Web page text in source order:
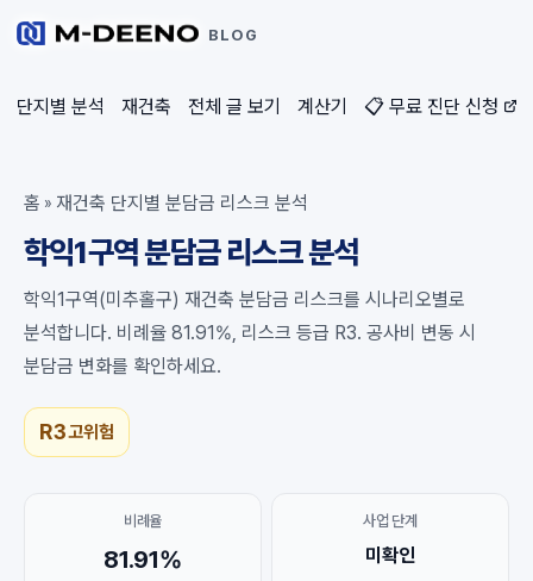
BLOG
단지별 분석 재건축 전체 글 보기 계산기 📋 무료 진단 신청
홈 » 재건축 단지별 분담금 리스크 분석
학익1구역 분담금 리스크 분석
학익1구역(미추홀구) 재건축 분담금 리스크를 시나리오별로
분석합니다. 비례율 81.91%, 리스크 등급 R3. 공사비 변동 시
분담금 변화를 확인하세요.
R3고위험
비례율
81.91%
사업 단계
미확인